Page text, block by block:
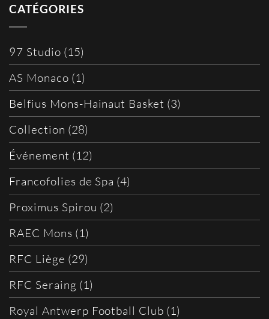
CATÉGORIES
97 Studio (15)
AS Monaco (1)
Belfius Mons-Hainaut Basket (3)
Collection (28)
Événement (12)
Francofolies de Spa (4)
Proximus Spirou (2)
RAEC Mons (1)
RFC Liège (29)
RFC Seraing (1)
Royal Antwerp Football Club (1)